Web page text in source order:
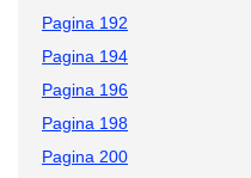
Pagina 192
Pagina 194
Pagina 196
Pagina 198
Pagina 200